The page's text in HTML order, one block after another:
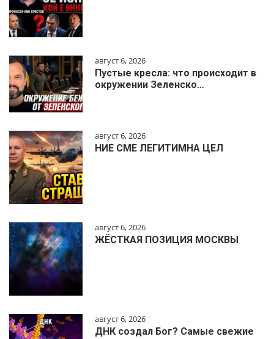
август 6, 2026
Пустые кресла: что происходит в
окружении Зеленско…
август 6, 2026
НИЕ СМЕ ЛЕГИТИМНА ЦЕЛ
август 6, 2026
ЖЁСТКАЯ ПОЗИЦИЯ МОСКВЫ
август 6, 2026
ДНК создал Бог? Самые свежие